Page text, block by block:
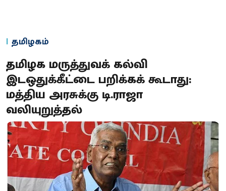
தமிழகம்
தமிழக மருத்துவக் கல்வி
இடஒதுக்கீட்டை பறிக்கக் கூடாது:
மத்திய அரசுக்கு டி.ராஜா
வலியுறுத்தல்